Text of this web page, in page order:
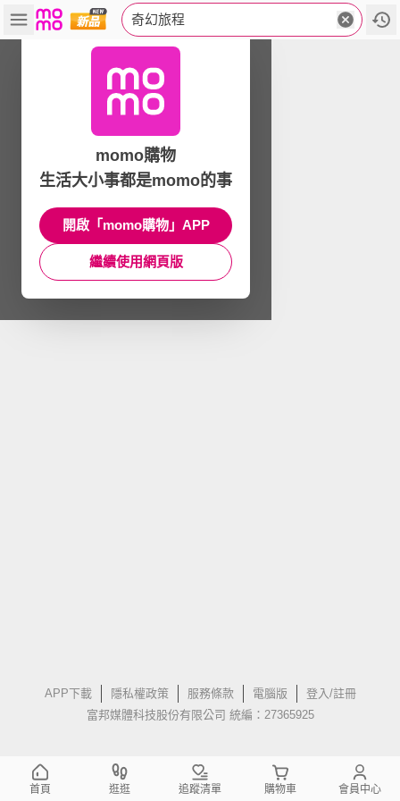
奇幻旅程
APP下載 隱私權政策 服務條款 電腦版
登入/註冊
富邦媒體科技股份有限公司 統編：27365925
momo購物
生活大小事都是momo的事
開啟「momo購物」APP
繼續使用網頁版
首頁 逛逛 追蹤清單 購物車 會員中心